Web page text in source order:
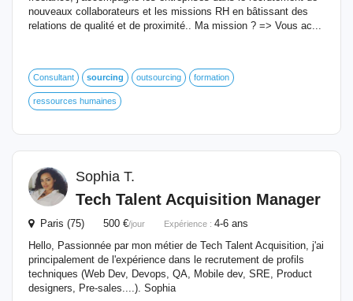
nouveaux collaborateurs et les missions RH en bâtissant des
relations de qualité et de proximité.. Ma mission ? => Vous ac...
Consultant sourcing outsourcing formation
ressources humaines
Sophia T.
Tech Talent Acquisition Manager
Paris (75) 500 €/jour Expérience : 4-6 ans
Hello, Passionnée par mon métier de Tech Talent Acquisition, j'ai
principalement de l'expérience dans le recrutement de profils
techniques (Web Dev, Devops, QA, Mobile dev, SRE, Product
designers, Pre-sales....). Sophia